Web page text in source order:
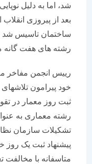
شد، اما به دلیل نوپایی پس
بعد از پیروزی انقلاب
ساختمان تاسیس شد و
رشته های هفت گانه
رییس انجمن مفاخر
خود پیرامون تلاشهای
ثبت روز معمار در تقویم
رشته معماری به عنوان
تشکیلات سازمان نظام
پیشنهاد ثبت یک روز خاص
متاسفانه با مخالفت